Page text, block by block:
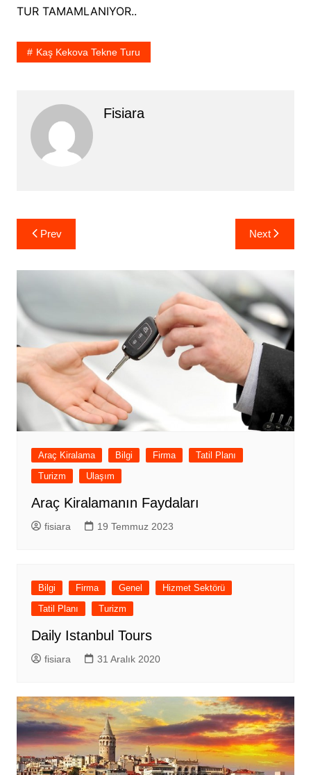
TUR TAMAMLANIYOR..
Kaş Kekova Tekne Turu
Fisiara
Yazı
gezinmesi
Prev Next
Araç Kiralama Bilgi Firma
Tatil Planı
Turizm
Ulaşım
Araç Kiralamanın Faydaları
fisiara 19 Temmuz 2023
Bilgi Firma Genel
Hizmet Sektörü
Tatil Planı
Turizm
Daily Istanbul Tours
fisiara 31 Aralık 2020